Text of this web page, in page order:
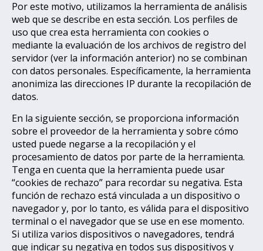
Por este motivo, utilizamos la herramienta de análisis
web que se describe en esta sección. Los perfiles de
uso que crea esta herramienta con cookies o
mediante la evaluación de los archivos de registro del
servidor (ver la información anterior) no se combinan
con datos personales. Específicamente, la herramienta
anonimiza las direcciones IP durante la recopilación de
datos.
En la siguiente sección, se proporciona información
sobre el proveedor de la herramienta y sobre cómo
usted puede negarse a la recopilación y el
procesamiento de datos por parte de la herramienta.
Tenga en cuenta que la herramienta puede usar
“cookies de rechazo” para recordar su negativa. Esta
función de rechazo está vinculada a un dispositivo o
navegador y, por lo tanto, es válida para el dispositivo
terminal o el navegador que se use en ese momento.
Si utiliza varios dispositivos o navegadores, tendrá
que indicar su negativa en todos sus dispositivos y